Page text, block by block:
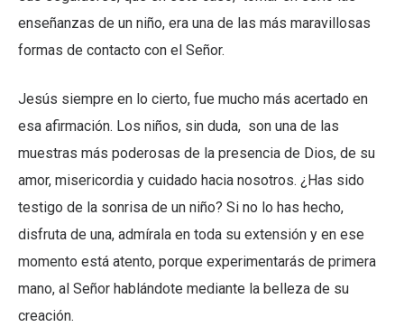
enseñanzas de un niño, era una de las más maravillosas
formas de contacto con el Señor.
Jesús siempre en lo cierto, fue mucho más acertado en
esa afirmación. Los niños, sin duda, son una de las
muestras más poderosas de la presencia de Dios, de su
amor, misericordia y cuidado hacia nosotros. ¿Has sido
testigo de la sonrisa de un niño? Si no lo has hecho,
disfruta de una, admírala en toda su extensión y en ese
momento está atento, porque experimentarás de primera
mano, al Señor hablándote mediante la belleza de su
creación.